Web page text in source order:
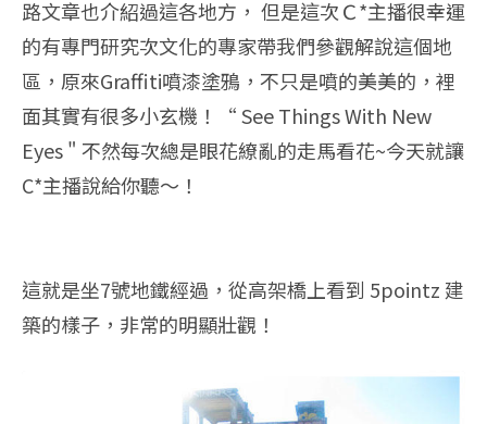
路文章也介紹過這各地方， 但是這次Ｃ*主播很幸運
的有專門研究次文化的專家帶我們參觀解說這個地
區，原來Graffiti噴漆塗鴉，不只是噴的美美的，裡
面其實有很多小玄機！“ See Things With New
Eyes " 不然每次總是眼花繚亂的走馬看花~今天就讓
C*主播說給你聽～！
這就是坐7號地鐵經過，從高架橋上看到 5pointz 建
築的樣子，非常的明顯壯觀！